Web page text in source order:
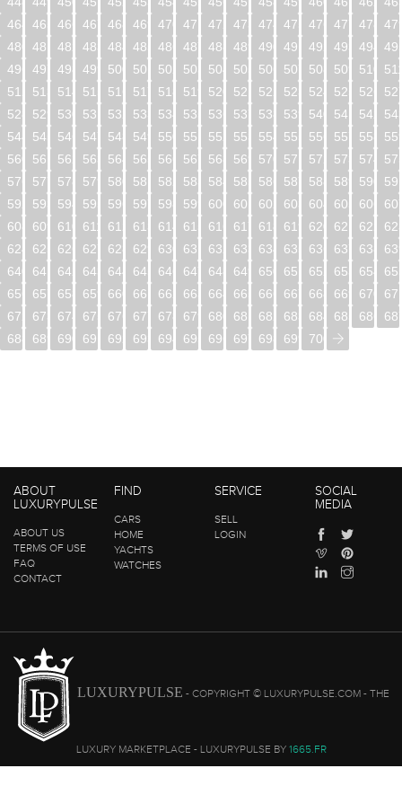
464
465 466 467 468 469 470 471 472 473 474 475 476 477 478
480
481 482 483 484 485 486 487 488 489 490 491 492 493 494
496
497 498 499 500 501 502 503 504 505 506 507 508 509 510
512
513 514 515 516 517 518 519 520 521 522 523 524 525 526
528
529 530 531 532 533 534 535 536 537 538 539 540 541 542
544
545 546 547 548 549 550 551 552 553 554 555 556 557 558
560
561 562 563 564 565 566 567 568 569 570 571 572 573 574
576
577 578 579 580 581 582 583 584 585 586 587 588 589 590
592
593 594 595 596 597 598 599 600 601 602 603 604 605 606
608
609 610 611 612 613 614 615 616 617 618 619 620 621 622
624
625 626 627 628 629 630 631 632 633 634 635 636 637 638
640
641 642 643 644 645 646 647 648 649 650 651 652 653 654
656
657 658 659 660 661 662 663 664 665 666 667 668 669 670
672
673 674 675 676 677 678 679 680 681 682 683 684 685 686
688
689 690 691 692 693 694 695 696 697 698 699 700
ABOUT
LUXURYPULSE
ABOUT US
TERMS OF USE
FAQ
CONTACT
FIND
CARS
HOME
YACHTS
WATCHES
SERVICE
SELL
LOGIN
SOCIAL
MEDIA
LUXURYPULSE - COPYRIGHT © LUXURYPULSE.COM - THE
LUXURY MARKETPLACE - LUXURYPULSE BY 1665.FR